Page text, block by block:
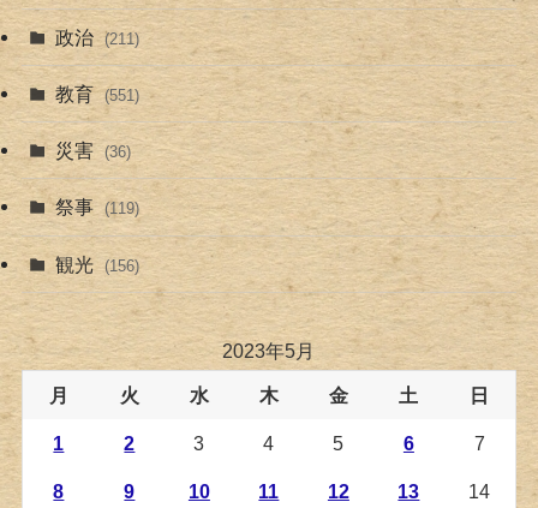
政治 (211)
教育 (551)
災害 (36)
祭事 (119)
観光 (156)
2023年5月
月 火 水 木 金 土 日
1 2 3 4 5 6 7
8 9 10 11 12 13 14